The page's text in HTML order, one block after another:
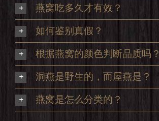
燕窝吃多久才有效？
如何鉴别真假？
根据燕窝的颜色判断品质吗？
洞燕是野生的，而屋燕是？
燕窝是怎么分类的？